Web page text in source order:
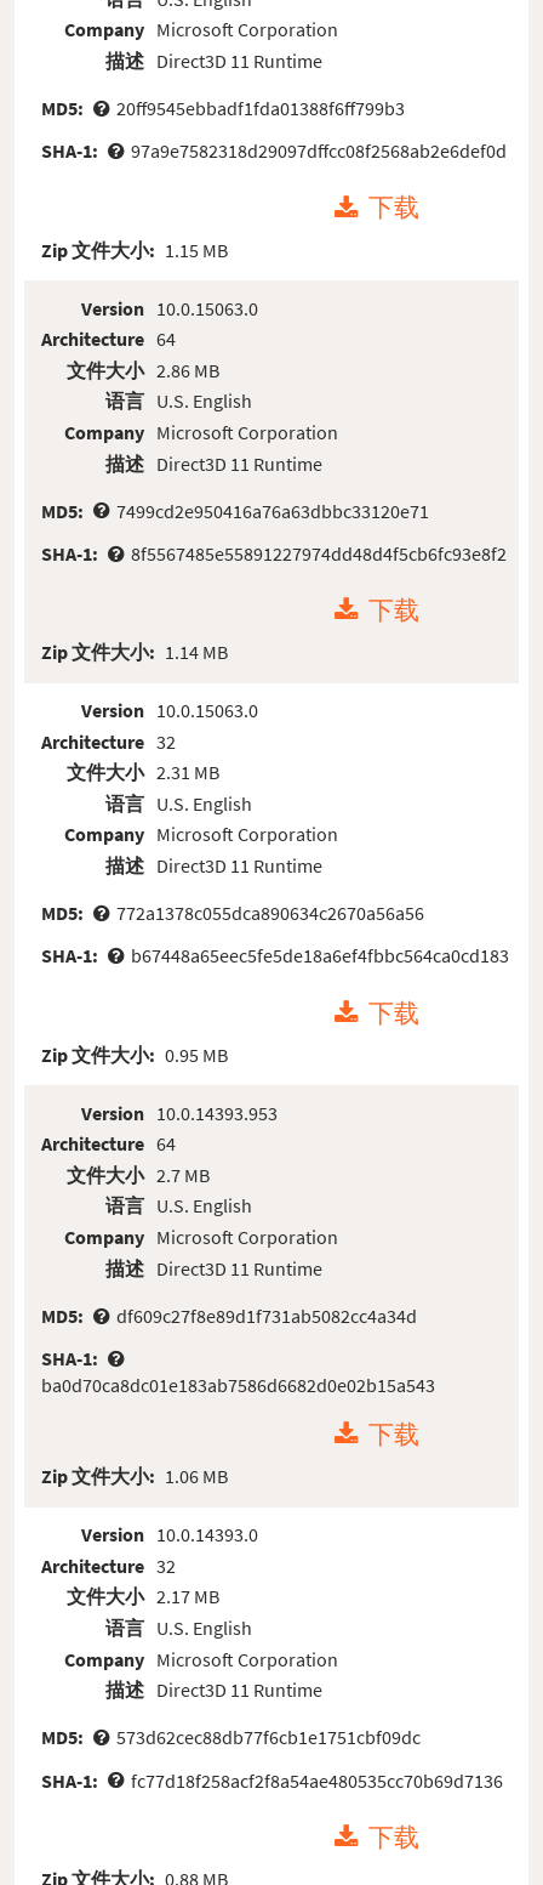
Company
描述
Microsoft Corporation
Direct3D 11 Runtime
MD5:
20ff9545ebbadf1fda01388f6ff799b3
SHA-1:
97a9e7582318d29097dffcc08f2568ab2e6def0d
下载
Zip 文件大小: 1.15 MB
Version
Architecture
文件大小
语言
Company
描述
10.0.15063.0
64
2.86 MB
U.S. English
Microsoft Corporation
Direct3D 11 Runtime
MD5:
7499cd2e950416a76a63dbbc33120e71
SHA-1:
8f5567485e55891227974dd48d4f5cb6fc93e8f2
下载
Zip 文件大小: 1.14 MB
Version
Architecture
文件大小
语言
Company
描述
10.0.15063.0
32
2.31 MB
U.S. English
Microsoft Corporation
Direct3D 11 Runtime
MD5:
772a1378c055dca890634c2670a56a56
SHA-1:
b67448a65eec5fe5de18a6ef4fbbc564ca0cd183
下载
Zip 文件大小: 0.95 MB
Version
Architecture
文件大小
语言
Company
描述
10.0.14393.953
64
2.7 MB
U.S. English
Microsoft Corporation
Direct3D 11 Runtime
MD5:
df609c27f8e89d1f731ab5082cc4a34d
SHA-1:
ba0d70ca8dc01e183ab7586d6682d0e02b15a543
下载
Zip 文件大小: 1.06 MB
Version
Architecture
文件大小
语言
Company
描述
10.0.14393.0
32
2.17 MB
U.S. English
Microsoft Corporation
Direct3D 11 Runtime
MD5:
573d62cec88db77f6cb1e1751cbf09dc
SHA-1:
fc77d18f258acf2f8a54ae480535cc70b69d7136
下载
Zip 文件大小: 0.88 MB